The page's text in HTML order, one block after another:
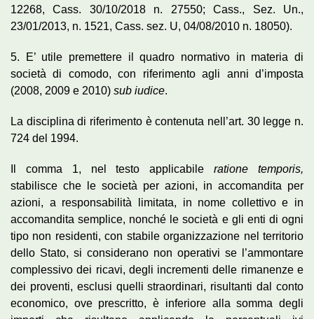
12268, Cass. 30/10/2018 n. 27550; Cass., Sez. Un.,
23/01/2013, n. 1521, Cass. sez. U, 04/08/2010 n. 18050).
5. E’ utile premettere il quadro normativo in materia di
società di comodo, con riferimento agli anni d’imposta
(2008, 2009 e 2010) sub iudice.
La disciplina di riferimento è contenuta nell’art. 30 legge n.
724 del 1994.
Il comma 1, nel testo applicabileratione temporis,
stabilisce che le società per azioni, in accomandita per
azioni, a responsabilità limitata, in nome collettivo e in
accomandita semplice, nonché le società e gli enti di ogni
tipo non residenti, con stabile organizzazione nel territorio
dello Stato, si considerano non operativi se l’ammontare
complessivo dei ricavi, degli incrementi delle rimanenze e
dei proventi, esclusi quelli straordinari, risultanti dal conto
economico, ove prescritto, è inferiore alla somma degli